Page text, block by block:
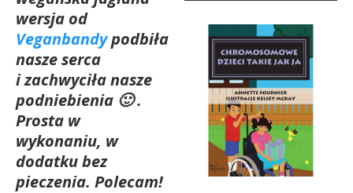
wersja od
Veganbandypodbiła
nasze serca
izachwyciła nasze
podniebienia 🙂 .
Prosta w
wykonaniu, w
dodatku bez
pieczenia. Polecam!